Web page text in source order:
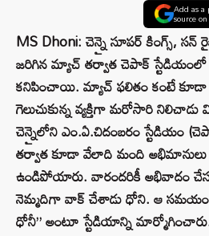
Add as a
source
MS Dhoni: చెన్నై సూపర్ కింగ్స్,
జరిగిన మ్యాచ్ తర్వాత చెపాక్
కనిపించాయి. మ్యాచ్ ఫలితం కంటే
గెలుచుకున్న వ్యక్తిగా మరోసారి
చెన్నైలోని ఎం.ఏ.చిదంబరం స్టేడియం
తర్వాత కూడా వేలాది మంది
ఉండిపోయారు. వారందరికీ అభివాదం
నెమ్మదిగా వాక్ చేశాడు ధోని. ఆ
ధోనీ” అంటూ స్టేడియాన్ని